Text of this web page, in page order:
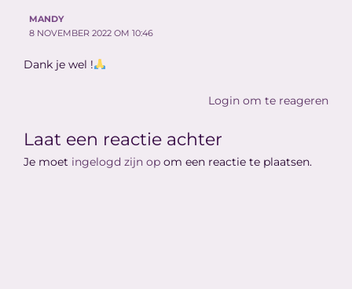
MANDY
8 NOVEMBER 2022 OM 10:46
Dank je wel !
Login om te reageren
Laat een reactie achter
Je moet ingelogd zijn op om een reactie te plaatsen.